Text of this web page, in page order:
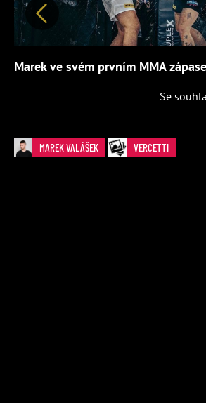
Předchozí
Marek ve svém prvním MMA zápase
Se
MAREK VALÁŠEK VERCETTI